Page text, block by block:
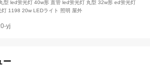
型 led蛍光灯 40w形 直管 led蛍光灯 丸型 32w形 ed蛍光灯
1198 20w LEDライト 照明 屋外
yj
ー